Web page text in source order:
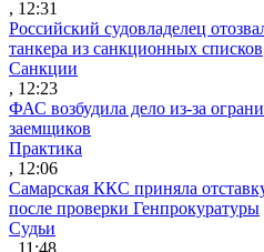
, 12:31
Российский судовладелец
танкера из санкционных списков
Санкции
, 12:23
ФАС возбудила дело из-за
заемщиков
Практика
, 12:06
Самарская ККС приняла
после проверки Генпрокуратуры
Судьи
, 11:48